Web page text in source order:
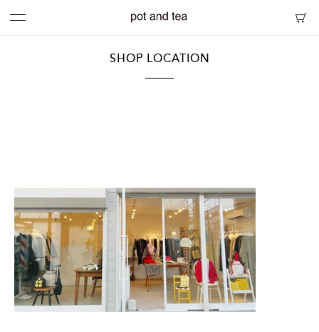
SHOP LOCATION